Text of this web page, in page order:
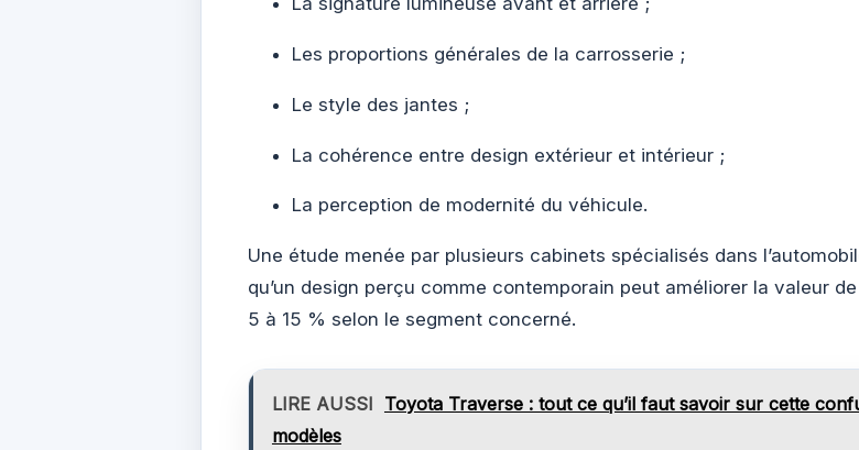
Les proportions générales de la carrosserie ;
Le style des jantes ;
La cohérence entre design extérieur et intérieur ;
La perception de modernité du véhicule.
Une étude menée par plusieurs cabinets spécialisés dans
qu’un design perçu comme contemporain peut améliorer la valeur
5 à 15 % selon le segment concerné.
LIRE AUSSI Toyota Traverse : tout ce qu’il faut savoir sur cette
modèles